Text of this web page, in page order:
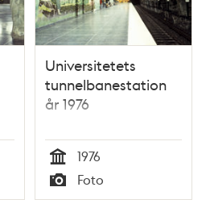
Universitetets
tunnelbanestation
år 1976
Tid
1976
Typ
Foto